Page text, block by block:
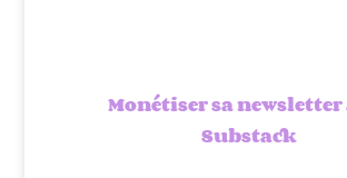
Monétiser sa newsletter
Substack